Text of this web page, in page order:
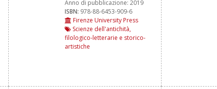
Anno di pubblicazione: 2019
ISBN: 978-88-6453-909-6
Firenze University Press
Scienze dell'antichità,
filologico-letterarie e storico-
artistiche